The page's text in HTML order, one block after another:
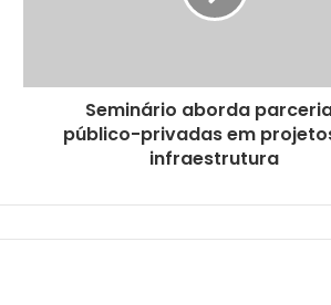
Seminário aborda
público-privadas em
infraestrutura